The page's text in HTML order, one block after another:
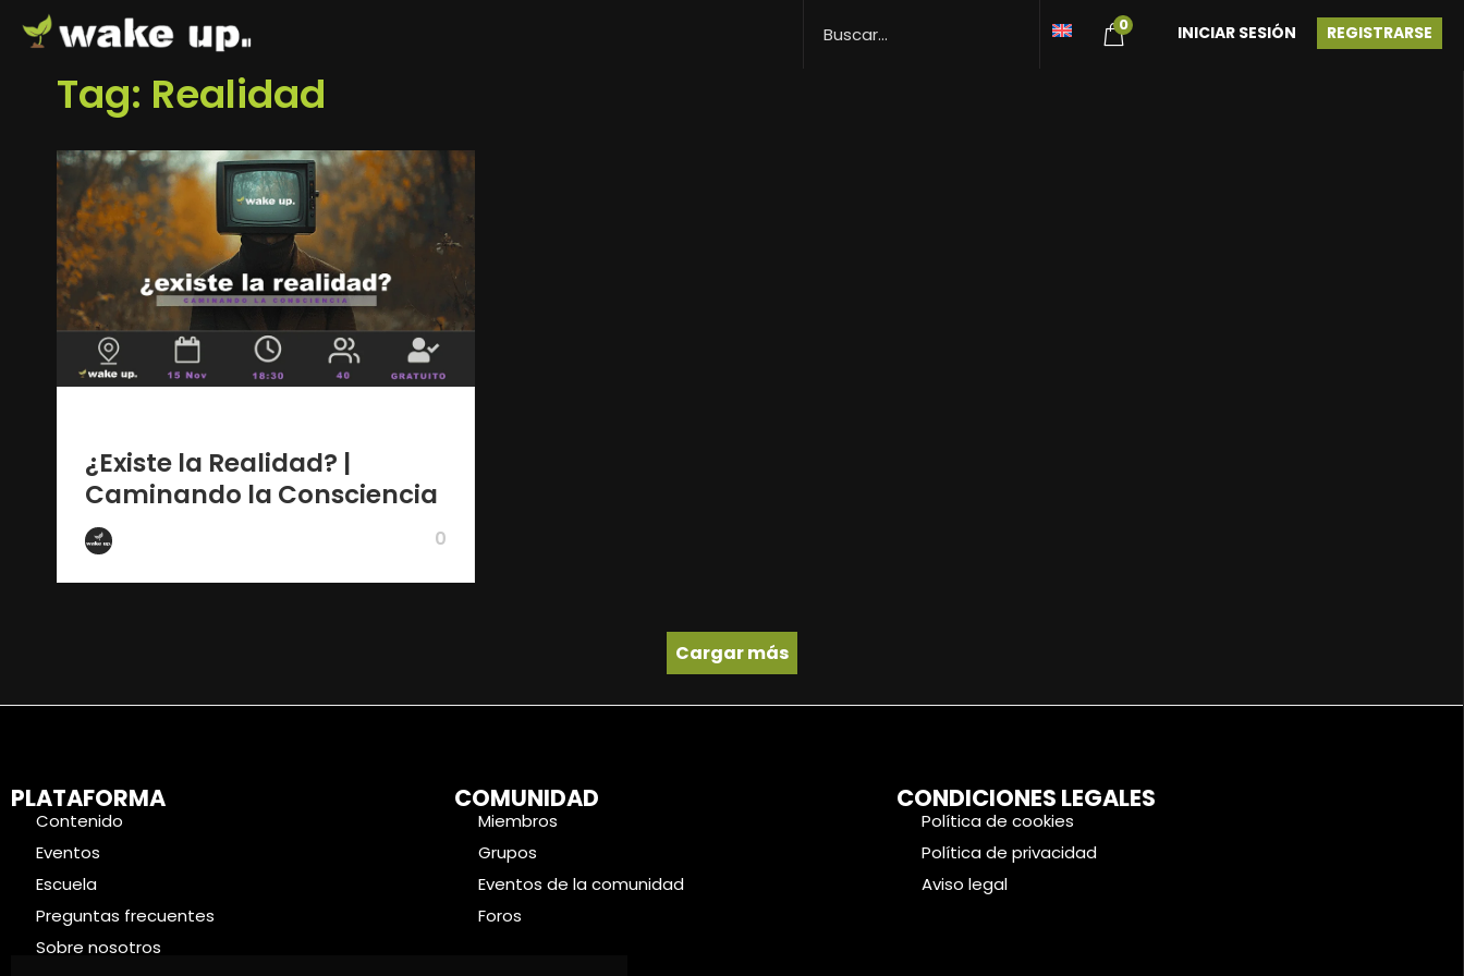
0 REGISTRARSE
INICIAR SESIÓN
Tag: Realidad
¿Existe la Realidad? |
Caminando la Consciencia
0
Cargar más
PLATAFORMA
Contenido
Eventos
Escuela
Preguntas frecuentes
Sobre nosotros
COMUNIDAD
Miembros
Grupos
Eventos de la comunidad
Foros
CONDICIONES LEGALES
Política de cookies
Política de privacidad
Aviso legal